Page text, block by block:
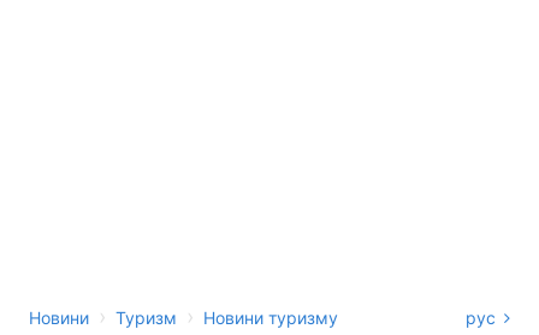
Новини › Туризм › Новини туризму рус